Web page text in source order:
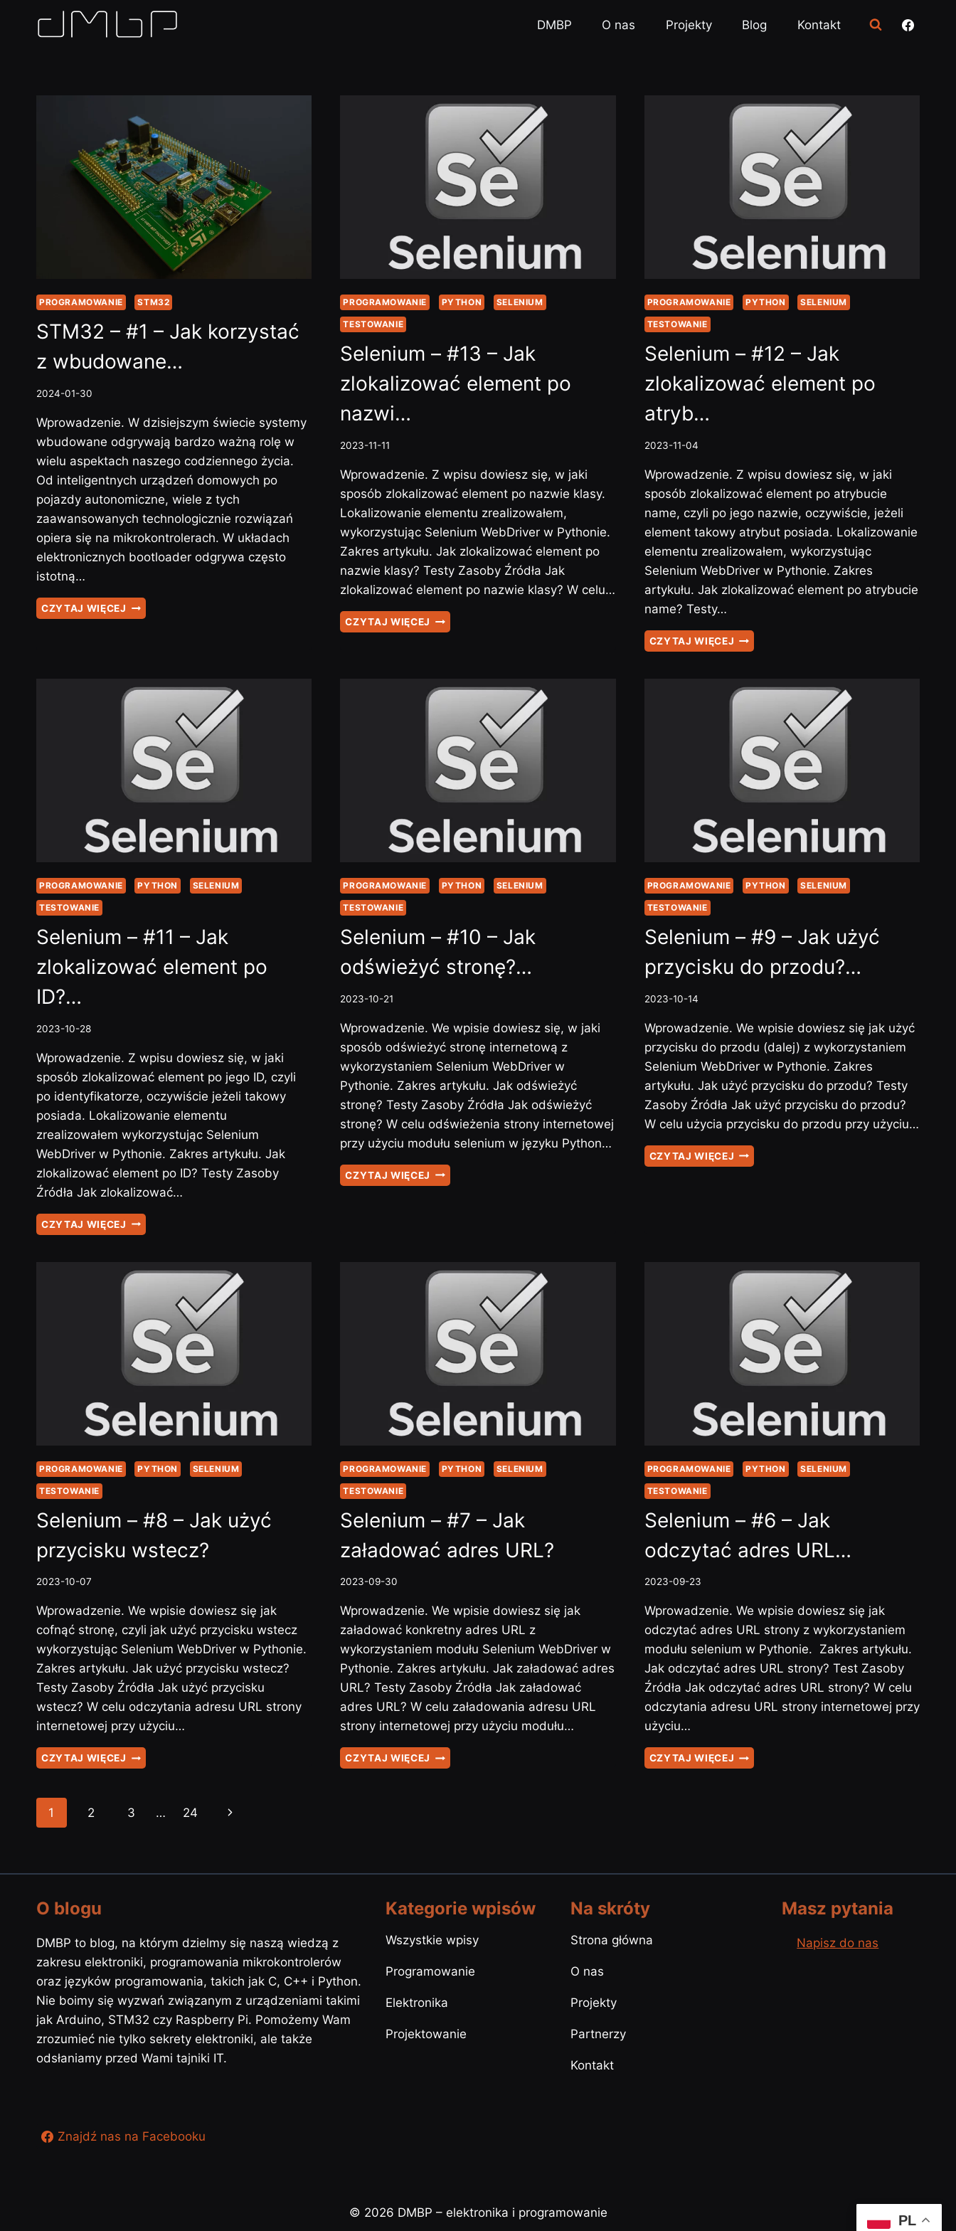
DMBP O nas Projekty Blog Kontakt
PROGRAMOWANIE STM32
STM32 – #1 – Jak korzystać
z wbudowane…
2024-01-30
Wprowadzenie. W dzisiejszym świecie systemy
wbudowane odgrywają bardzo ważną rolę w
wielu aspektach naszego codziennego życia.
Od inteligentnych urządzeń domowych po
pojazdy autonomiczne, wiele z tych
zaawansowanych technologicznie rozwiązań
opiera się na mikrokontrolerach. W układach
elektronicznych bootloader odgrywa często
istotną…
CZYTAJ WIĘCEJ STM32
–
Z
WBUDOWANE…
PROGRAMOWANIE PYTHON SELENIUM
TESTOWANIE
Selenium – #13 – Jak
zlokalizować element po
nazwi…
2023-11-11
Wprowadzenie. Z wpisu dowiesz się, w jaki
sposób zlokalizować element po nazwie klasy.
Lokalizowanie elementu zrealizowałem,
wykorzystując Selenium WebDriver w Pythonie.
Zakres artykułu. Jak zlokalizować element po
nazwie klasy? Testy Zasoby Źródła Jak
zlokalizować element po nazwie klasy? W celu…
CZYTAJ WIĘCEJ SELENIUM
–
ZLOKALIZOWAĆ
NAZWI…
PROGRAMOWANIE PYTHON SELENIUM
TESTOWANIE
Selenium – #12 – Jak
zlokalizować element po
atryb…
2023-11-04
Wprowadzenie. Z wpisu dowiesz się, w jaki
sposób zlokalizować element po atrybucie
name, czyli po jego nazwie, oczywiście, jeżeli
element takowy atrybut posiada. Lokalizowanie
elementu zrealizowałem, wykorzystując
Selenium WebDriver w Pythonie. Zakres
artykułu. Jak zlokalizować element po atrybucie
name? Testy…
CZYTAJ WIĘCEJ SELENIUM
–
JAK
ZLOKALIZOWAĆ
PO
ATRYB…
PROGRAMOWANIE PYTHON SELENIUM
TESTOWANIE
Selenium – #11 – Jak
zlokalizować element po
ID?…
2023-10-28
Wprowadzenie. Z wpisu dowiesz się, w jaki
sposób zlokalizować element po jego ID, czyli
po identyfikatorze, oczywiście jeżeli takowy
posiada. Lokalizowanie elementu
zrealizowałem wykorzystując Selenium
WebDriver w Pythonie. Zakres artykułu. Jak
zlokalizować element po ID? Testy Zasoby
Źródła Jak zlokalizować…
CZYTAJ WIĘCEJ SELENIUM
–
JAK
ZLOKALIZOWAĆ
PO
ID?…
PROGRAMOWANIE PYTHON SELENIUM
TESTOWANIE
Selenium – #10 – Jak
odświeżyć stronę?…
2023-10-21
Wprowadzenie. We wpisie dowiesz się, w jaki
sposób odświeżyć stronę internetową z
wykorzystaniem Selenium WebDriver w
Pythonie. Zakres artykułu. Jak odświeżyć
stronę? Testy Zasoby Źródła Jak odświeżyć
stronę? W celu odświeżenia strony internetowej
przy użyciu modułu selenium w języku Python…
CZYTAJ WIĘCEJ SELENIUM
–
PROGRAMOWANIE PYTHON SELENIUM
TESTOWANIE
Selenium – #9 – Jak użyć
przycisku do przodu?…
2023-10-14
Wprowadzenie. We wpisie dowiesz się jak użyć
przycisku do przodu (dalej) z wykorzystaniem
Selenium WebDriver w Pythonie. Zakres
artykułu. Jak użyć przycisku do przodu? Testy
Zasoby Źródła Jak użyć przycisku do przodu?
W celu użycia przycisku do przodu przy użyciu…
CZYTAJ WIĘCEJ SELENIUM
–
PRZODU?…
PROGRAMOWANIE PYTHON SELENIUM
TESTOWANIE
Selenium – #8 – Jak użyć
przycisku wstecz?
2023-10-07
Wprowadzenie. We wpisie dowiesz się jak
cofnąć stronę, czyli jak użyć przycisku wstecz
wykorzystując Selenium WebDriver w Pythonie.
Zakres artykułu. Jak użyć przycisku wstecz?
Testy Zasoby Źródła Jak użyć przycisku
wstecz? W celu odczytania adresu URL strony
internetowej przy użyciu…
CZYTAJ WIĘCEJ SELENIUM
–
JAK
PROGRAMOWANIE PYTHON SELENIUM
TESTOWANIE
Selenium – #7 – Jak
załadować adres URL?
2023-09-30
Wprowadzenie. We wpisie dowiesz się jak
załadować konkretny adres URL z
wykorzystaniem modułu Selenium WebDriver w
Pythonie. Zakres artykułu. Jak załadować adres
URL? Testy Zasoby Źródła Jak załadować
adres URL? W celu załadowania adresu URL
strony internetowej przy użyciu modułu…
CZYTAJ WIĘCEJ SELENIUM
–
PROGRAMOWANIE PYTHON SELENIUM
TESTOWANIE
Selenium – #6 – Jak
odczytać adres URL…
2023-09-23
Wprowadzenie. We wpisie dowiesz się jak
odczytać adres URL strony z wykorzystaniem
modułu selenium w Pythonie. Zakres artykułu.
Jak odczytać adres URL strony? Test Zasoby
Źródła Jak odczytać adres URL strony? W celu
odczytania adresu URL strony internetowej przy
użyciu…
CZYTAJ WIĘCEJ SELENIUM
–
Nawigacja
1 2 3 … 24
Następna
O blogu
DMBP to blog, na którym dzielmy się naszą wiedzą z
zakresu elektroniki, programowania mikrokontrolerów
oraz języków programowania, takich jak C, C++ i Python.
Nie boimy się wyzwań związanym z urządzeniami takimi
jak Arduino, STM32 czy Raspberry Pi. Pomożemy Wam
zrozumieć nie tylko sekrety elektroniki, ale także
odsłaniamy przed Wami tajniki IT.
Kategorie wpisów
Wszystkie wpisy
Programowanie
Elektronika
Projektowanie
Na skróty
Strona główna
O nas
Projekty
Partnerzy
Kontakt
Masz pytania
Napisz do nas
Znajdź nas na Facebooku
© 2026 DMBP – elektronika i programowanie PL